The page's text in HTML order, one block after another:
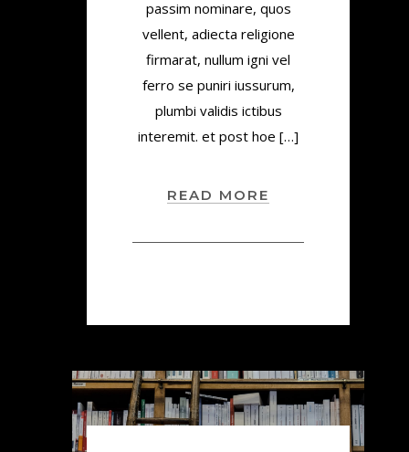
passim nominare, quos
vellent, adiecta religione
firmarat, nullum igni vel
ferro se puniri iussurum,
plumbi validis ictibus
interemit. et post hoe […]
READ MORE